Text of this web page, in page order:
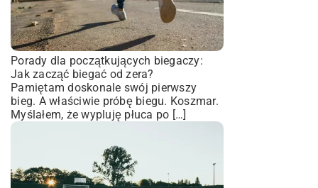
Porady dla początkujących biegaczy:
Jak zacząć biegać od zera?
Pamiętam doskonale swój pierwszy
bieg. A właściwie próbę biegu. Koszmar.
Myślałem, że wypluję płuca po […]